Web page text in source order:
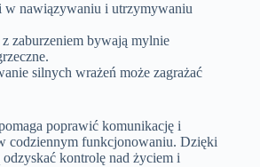
w nawiązywaniu i utrzymywaniu
zaburzeniem bywają mylnie
silnych wrażeń może zagrażać
poprawić komunikację i
codziennym funkcjonowaniu. Dzięki
kontrolę nad życiem i